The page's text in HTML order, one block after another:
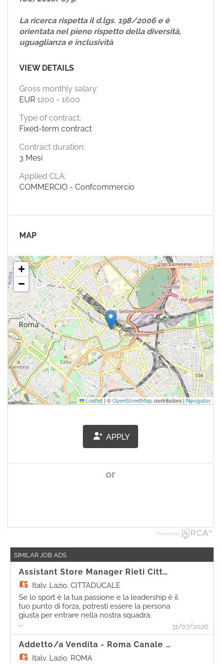
La ricerca rispetta il d.lgs. 198/2006 e è
orientata nel pieno rispetto della diversità,
uguaglianza e inclusività
VIEW DETAILS
Gross monthly salary:
EUR 1200 - 1600
Type of contract:
Fixed-term contract
Contract duration:
3 Mesi
Applied CLA:
COMMERCIO - Confcommercio
MAP
+
−
Leaflet | © OpenStreetMap contributors | Navigator
APPLY
or
Powered by
SIMILAR JOB ADS
Assistant Store Manager Rieti Cittaducale
Italy, Lazio, CITTADUCALE
Se lo sport è la tua passione e la leadership è il
tuo punto di forza, potresti essere la persona
giusta per entrare nella nostra squadra.
Come Assistant Store Manager, sarai
protagonista nel coordinare le attività
quotidiane del punto vendita. Le tue
- Comunicherai efficacemente con la tua
... 31/07/2026
Addetto/a Vendita - Roma Canale Della Lingua
Italy, Lazio, ROMA